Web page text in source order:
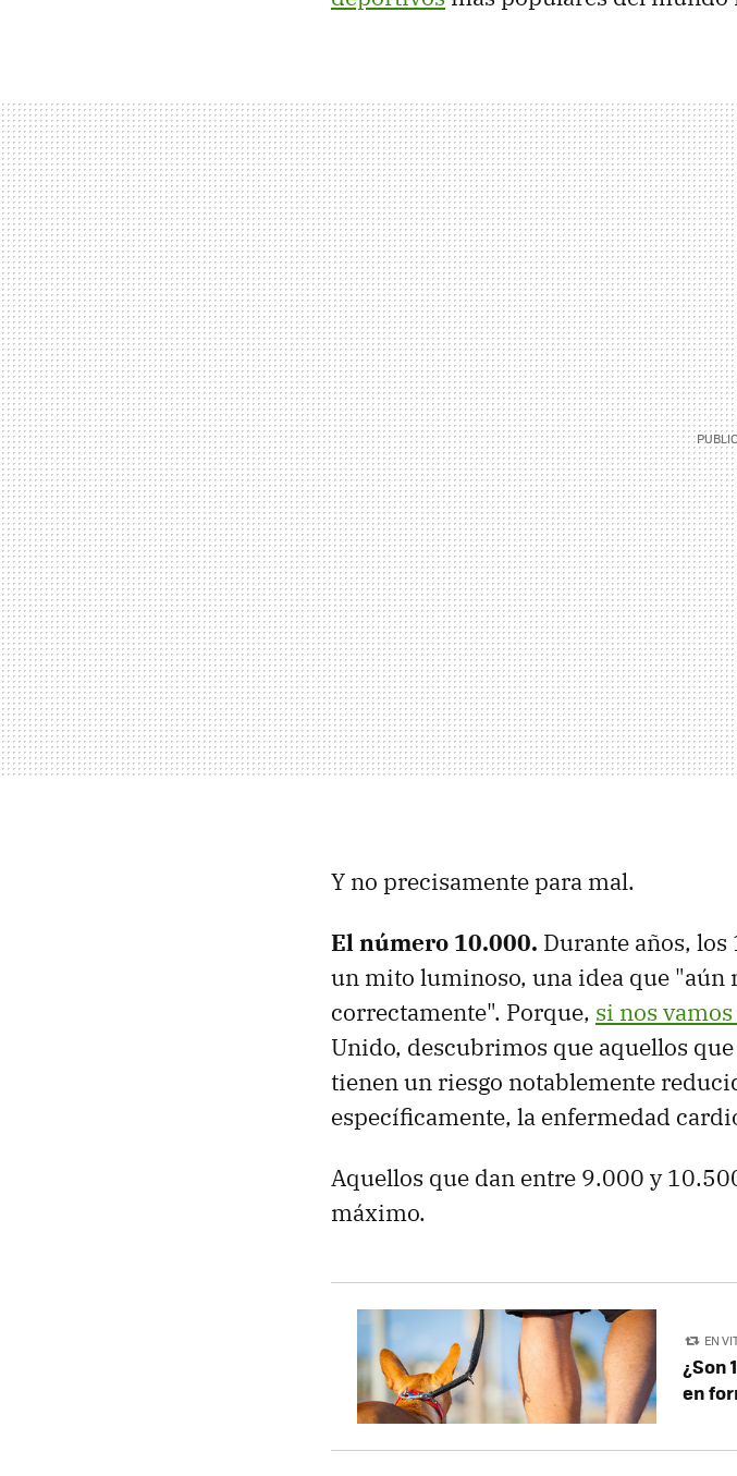
Y no precisamente para mal.
El número 10.000. Durante años, los
un mito luminoso, una idea que "aún
correctamente". Porque, si nos
Unido, descubrimos que aquellos
tienen un riesgo notablemente
específicamente, la enfermedad
Aquellos que dan entre 9.000 y
máximo.
EN
¿Son
en